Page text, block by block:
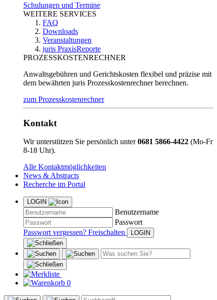
Schulungen und Termine
WEITERE SERVICES
FAQ
Downloads
Veranstaltungen
juris PraxisReporte
PROZESSKOSTENRECHNER
Anwaltsgebühren und Gerichtskosten flexibel und präzise mit
dem bewährten juris Prozesskostenrechner berechnen.
zum Prozesskostenrechner
Kontakt
Wir unterstützen Sie persönlich unter0681 5866-4422 (Mo-Fr
8-18 Uhr).
Alle Kontaktmöglichkeiten
News & Abstracts
Recherche im Portal
LOGIN
Benutzername
Passwort
Passwort vergessen? Freischalten
0